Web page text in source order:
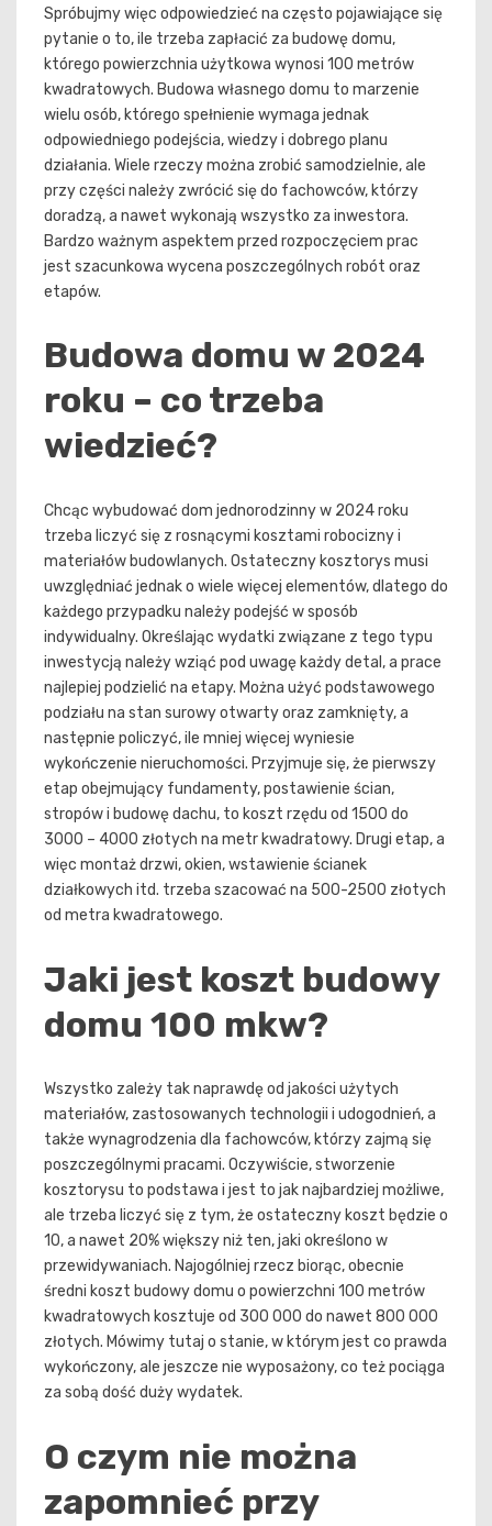
Spróbujmy więc odpowiedzieć na często pojawiające się
pytanie o to, ile trzeba zapłacić za budowę domu,
którego powierzchnia użytkowa wynosi 100 metrów
kwadratowych. Budowa własnego domu to marzenie
wielu osób, którego spełnienie wymaga jednak
odpowiedniego podejścia, wiedzy i dobrego planu
działania. Wiele rzeczy można zrobić samodzielnie, ale
przy części należy zwrócić się do fachowców, którzy
doradzą, a nawet wykonają wszystko za inwestora.
Bardzo ważnym aspektem przed rozpoczęciem prac
jest szacunkowa wycena poszczególnych robót oraz
etapów.
Budowa domu w 2024
roku – co trzeba
wiedzieć?
Chcąc wybudować dom jednorodzinny w 2024 roku
trzeba liczyć się z rosnącymi kosztami robocizny i
materiałów budowlanych. Ostateczny kosztorys musi
uwzględniać jednak o wiele więcej elementów, dlatego do
każdego przypadku należy podejść w sposób
indywidualny. Określając wydatki związane z tego typu
inwestycją należy wziąć pod uwagę każdy detal, a prace
najlepiej podzielić na etapy. Można użyć podstawowego
podziału na stan surowy otwarty oraz zamknięty, a
następnie policzyć, ile mniej więcej wyniesie
wykończenie nieruchomości. Przyjmuje się, że pierwszy
etap obejmujący fundamenty, postawienie ścian,
stropów i budowę dachu, to koszt rzędu od 1500 do
3000 – 4000 złotych na metr kwadratowy. Drugi etap, a
więc montaż drzwi, okien, wstawienie ścianek
działkowych itd. trzeba szacować na 500-2500 złotych
od metra kwadratowego.
Jaki jest koszt budowy
domu 100 mkw?
Wszystko zależy tak naprawdę od jakości użytych
materiałów, zastosowanych technologii i udogodnień, a
także wynagrodzenia dla fachowców, którzy zajmą się
poszczególnymi pracami. Oczywiście, stworzenie
kosztorysu to podstawa i jest to jak najbardziej możliwe,
ale trzeba liczyć się z tym, że ostateczny koszt będzie o
10, a nawet 20% większy niż ten, jaki określono w
przewidywaniach. Najogólniej rzecz biorąc, obecnie
średni koszt budowy domu o powierzchni 100 metrów
kwadratowych kosztuje od 300 000 do nawet 800 000
złotych. Mówimy tutaj o stanie, w którym jest co prawda
wykończony, ale jeszcze nie wyposażony, co też pociąga
za sobą dość duży wydatek.
O czym nie można
zapomnieć przy